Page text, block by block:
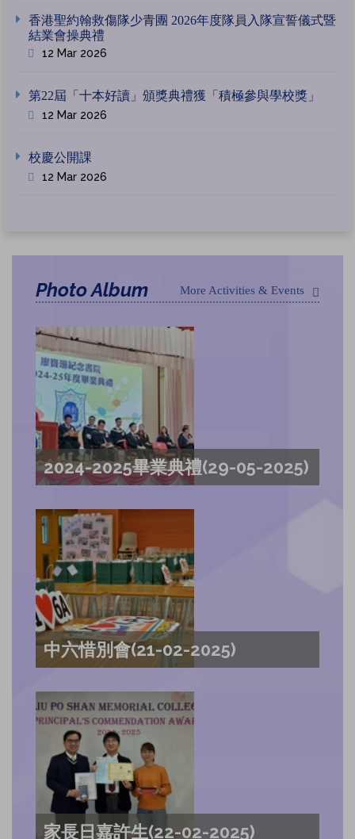
香港聖約翰救傷隊少青團 2026年度隊員入隊宣誓儀式暨
結業會操典禮
12 Mar 2026
第22屆「十本好讀」頒獎典禮獲「積極參與學校獎」
12 Mar 2026
校慶公開課
12 Mar 2026
Photo Album More Activities & Events
2024-2025畢業典禮(29-05-2025)
中六惜別會(21-02-2025)
家長日嘉許生(22-02-2025)